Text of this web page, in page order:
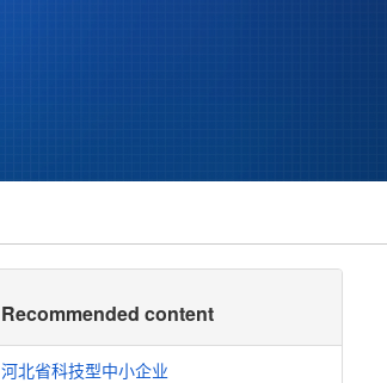
Recommended content
河北省科技型中小企业